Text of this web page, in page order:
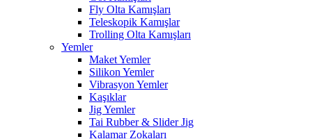
Fly Olta Kamışları
Teleskopik Kamışlar
Trolling Olta Kamışları
Yemler
Maket Yemler
Silikon Yemler
Vibrasyon Yemler
Kaşıklar
Jig Yemler
Tai Rubber & Slider Jig
Kalamar Zokaları